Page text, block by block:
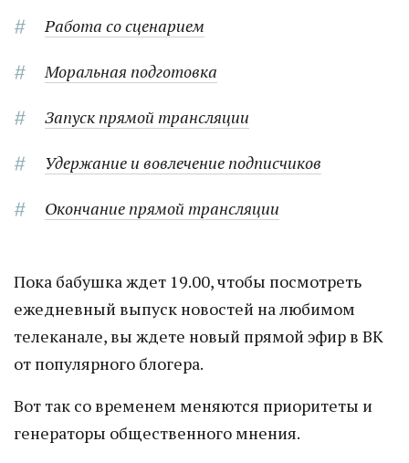
Работа со сценарием
Моральная подготовка
Запуск прямой трансляции
Удержание и вовлечение подписчиков
Окончание прямой трансляции
Пока бабушка ждет 19.00, чтобы посмотреть
ежедневный выпуск новостей на любимом
телеканале, вы ждете новый прямой эфир в ВК
от популярного блогера.
Вот так со временем меняются приоритеты и
генераторы общественного мнения.